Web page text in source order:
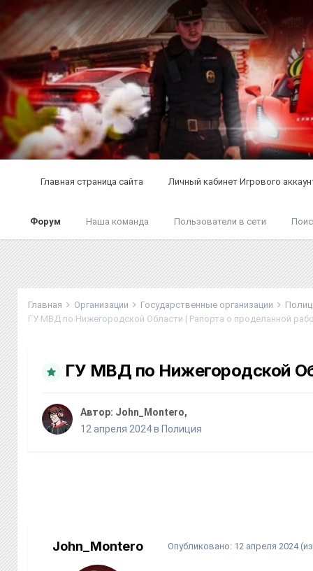
Главная страница сайта Личный кабинет Игрового
Форум Наша команда Пользователи в сети
Главная Организации Государственные организации
ГУ МВД по Нижегородской Области | Рапорта о проделанной
ГУ МВД по Нижегородской
Автор: John_Montero,
12 апреля 2024в Полиция
John_Montero Опубликовано: 12 апреля 2024